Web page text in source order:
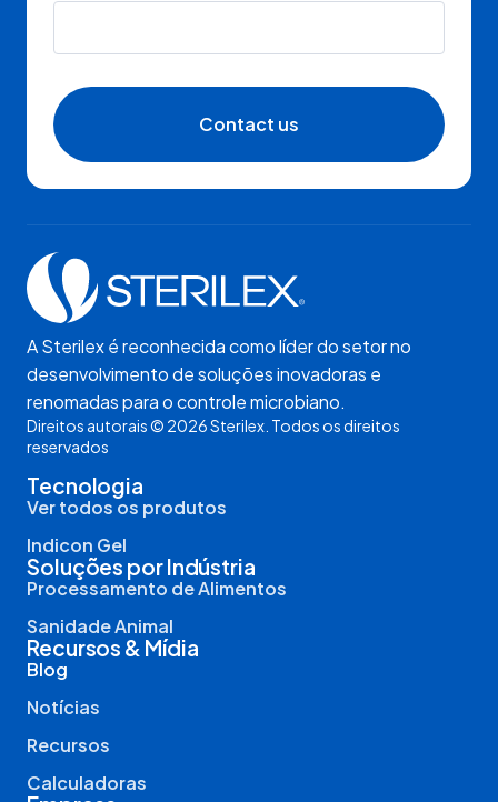
Contact us
A Sterilex é reconhecida como líder do setor no
desenvolvimento de soluções inovadoras e
renomadas para o controle microbiano.
Direitos autorais © 2026 Sterilex. Todos os direitos
reservados
Tecnologia
Ver todos os produtos
Indicon Gel
Soluções por Indústria
Processamento de Alimentos
Sanidade Animal
Recursos & Mídia
Blog
Notícias
Recursos
Calculadoras